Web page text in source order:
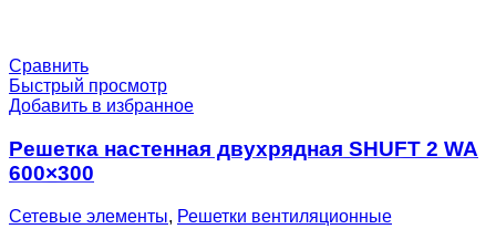
Сравнить
Быстрый просмотр
Добавить в избранное
Решетка настенная двухрядная SHUFT 2 WA
600×300
Сетевые элементы, Решетки вентиляционные